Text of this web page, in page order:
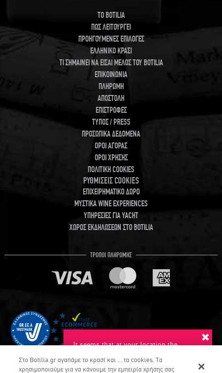
It seems that at your location the
want to switch to this language?
TO BOTILIA
ΠΩΣ ΛΕΙΤΟΥΡΓΕΙ
ΠΡΟΗΓΟΥΜΕΝΕΣ ΕΠΙΛΟΓΕΣ
ΕΛΛΗΝΙΚΟ ΚΡΑΣΙ
ΤΙ ΣΗΜΑΙΝΕΙ ΝΑ ΕΙΣΑΙ ΜΕΛΟΣ ΤΟΥ BOTILIA
ΕΠΙΚΟΙΝΩΝΙΑ
ΠΛΗΡΩΜΗ
ΑΠΟΣΤΟΛΗ
ΕΠΙΣΤΡΟΦΕΣ
ΤΥΠΟΣ / PRESS
ΠΡΟΣΩΠΙΚΑ ΔΕΔΟΜΕΝΑ
ΟΡΟΙ ΑΓΟΡΑΣ
ΟΡΟΙ ΧΡΗΣΗΣ
ΠΟΛΙΤΙΚΗ COOKIES
ΡΥΘΜΙΣΕΙΣ COOKIES
ΕΠΙΧΕΙΡΗΜΑΤΙΚΟ ΔΩΡΟ
ΜΥΣΤΙΚΑ WINE EXPERIENCES
ΥΠΗΡΕΣΙΕΣ ΓΙΑ YACHT
ΧΩΡΟΣ ΕΚΔΗΛΩΣΕΩΝ ΣΤΟ BOTILIA
ΤΡΟΠΟΙ ΠΛΗΡΩΜΗΣ
Στο Botilia.gr αγαπάμε το κρασί και ... τα cookies. Τα
χρησιμοποιούμε για να κάνουμε την εμπειρία χρήσης σας